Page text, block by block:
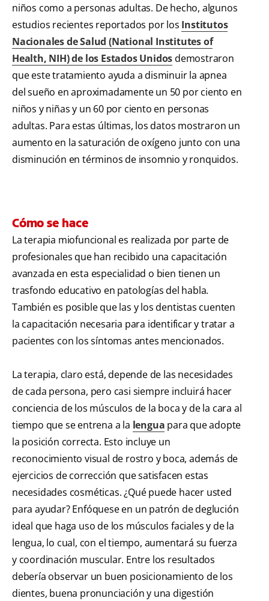
niños como a personas adultas. De hecho, algunos
estudios recientes reportados por los Institutos
Nacionales de Salud (National Institutes of
Health, NIH) de los Estados Unidosdemostraron
que este tratamiento ayuda a disminuir la apnea
del sueño en aproximadamente un 50 por ciento en
niños y niñas y un 60 por ciento en personas
adultas. Para estas últimas, los datos mostraron un
aumento en la saturación de oxígeno junto con una
disminución en términos de insomnio y ronquidos.
Cómo se hace
La terapia miofuncional es realizada por parte de
profesionales que han recibido una capacitación
avanzada en esta especialidad o bien tienen un
trasfondo educativo en patologías del habla.
También es posible que las y los dentistas cuenten
la capacitación necesaria para identificar y tratar a
pacientes con los síntomas antes mencionados.
La terapia, claro está, depende de las necesidades
de cada persona, pero casi siempre incluirá hacer
conciencia de los músculos de la boca y de la cara al
tiempo que se entrena a la lengua para que adopte
la posición correcta. Esto incluye un
reconocimiento visual de rostro y boca, además de
ejercicios de corrección que satisfacen estas
necesidades cosméticas. ¿Qué puede hacer usted
para ayudar? Enfóquese en un patrón de deglución
ideal que haga uso de los músculos faciales y de la
lengua, lo cual, con el tiempo, aumentará su fuerza
y coordinación muscular. Entre los resultados
debería observar un buen posicionamiento de los
dientes, buena pronunciación y una digestión